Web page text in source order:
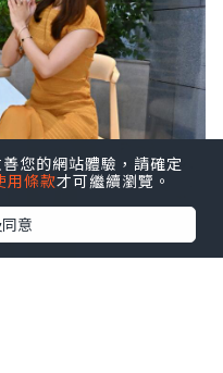
您的網站體驗，請確定
用條款才可繼續瀏覽。
意